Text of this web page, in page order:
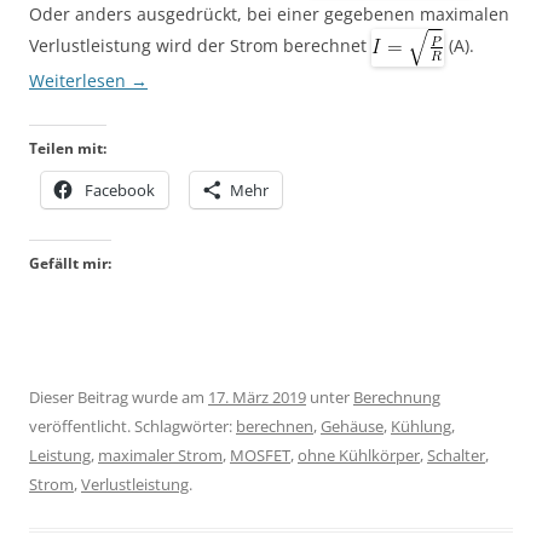
Oder anders ausgedrückt, bei einer gegebenen maximalen
Verlustleistung wird der Strom berechnet
(A).
Weiterlesen →
Teilen mit:
Facebook Mehr
Gefällt mir:
Dieser Beitrag wurde am 17. März 2019 unter Berechnung
veröffentlicht. Schlagwörter: berechnen,Gehäuse, Kühlung,
Leistung, maximaler Strom, MOSFET,ohne Kühlkörper,Schalter,
Strom,Verlustleistung.